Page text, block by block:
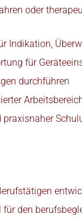
oder
Indikation,
für
durchführen
den